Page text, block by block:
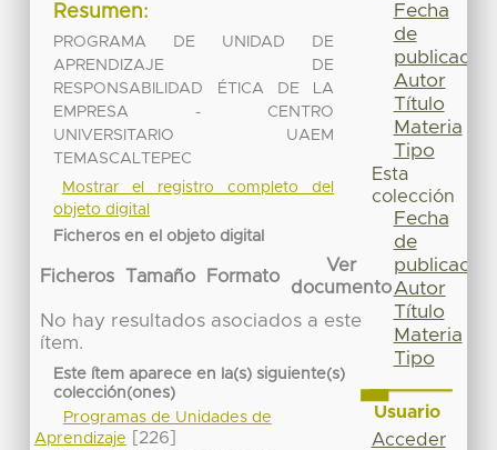
Resumen:
PROGRAMA DE UNIDAD DE
APRENDIZAJE DE
RESPONSABILIDAD ÉTICA DE LA
EMPRESA - CENTRO
UNIVERSITARIO UAEM
TEMASCALTEPEC
Mostrar el registro completo del
objeto digital
Ficheros en el objeto digital
Ficheros Tamaño Formato
Ver
documento
No hay resultados asociados a este
ítem.
Este ítem aparece en la(s) siguiente(s)
colección(ones)
Programas de Unidades de
Aprendizaje
[226]
Fecha
de
publicación
Autor
Título
Materia
Tipo
Esta
colección
Fecha
de
publicación
Autor
Título
Materia
Tipo
Usuario
Acceder